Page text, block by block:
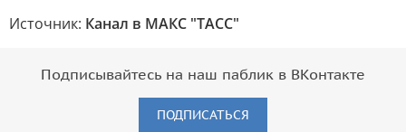
Источник: Канал в МАКС "ТАСС"
Подписывайтесь на наш паблик в ВКонтакте
ПОДПИСАТЬСЯ